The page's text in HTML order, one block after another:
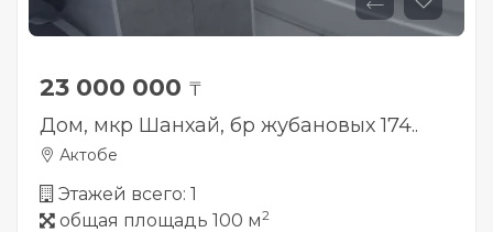
23 000 000 ₸
Дом, мкр Шанхай, бр жубановых 174..
Актобе
Этажей всего: 1
общая площадь 100 м2